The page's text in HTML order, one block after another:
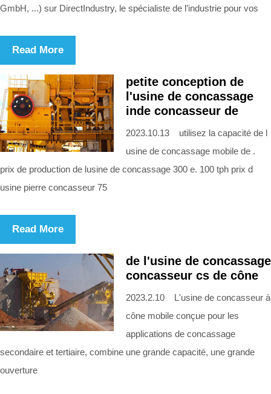
GmbH, ...) sur DirectIndustry, le spécialiste de l’industrie pour vos
Read More
petite conception de
l'usine de concassage
inde concasseur de
2023.10.13 utilisez la capacité de l
usine de concassage mobile de .
prix de production de lusine de concassage 300 e. 100 tph prix d
usine pierre concasseur 75
Read More
de l'usine de concassage
concasseur cs de cône
2023.2.10 L'usine de concasseur à
cône mobile conçue pour les
applications de concassage
secondaire et tertiaire, combine une grande capacité, une grande
ouverture